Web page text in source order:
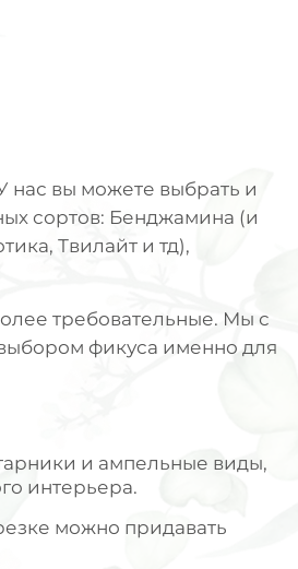
нас вы можете выбрать и
сортов: Бенджамина (и
Твилайт и тд),
требовательные. Мы с
фикуса именно для
и ампельные виды,
интерьера.
можно придавать